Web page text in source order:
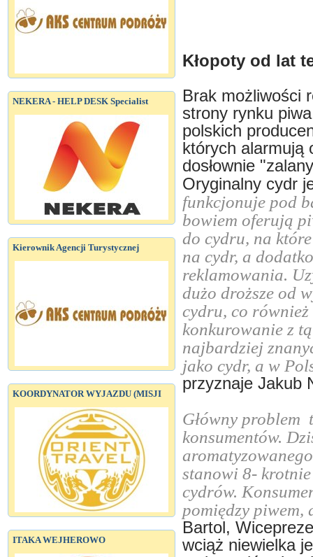
NEKERA - HELP DESK Specialist
Kierownik Agencji Turystycznej
KOORDYNATOR WYJAZDU (MISJI
ITAKA WEJHEROWO
Kłopoty od lat
Brak możliwości
strony rynku
polskich
których alarmują
dosłownie
Oryginalny cydr
funkcjonuje pod
bowiem oferują
do cydru, na
na cydr, a
reklamowania.
dużo droższe od
cydru, co
konkurowanie z
najbardziej
jako cydr, a w
przyznaje Jakub
Główny
konsumentów.
stanowi 8-
cydrów.
pomiędzy piwem,
Bartol,
wciąż niewielka